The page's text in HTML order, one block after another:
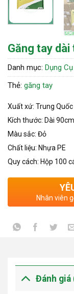
Găng tay
Danh mục: Dụng
Thẻ: găng tay
Xuất xứ: Trung Quốc
Kích thước: Dài 90cm
Màu sắc: Đỏ
Chất liệu: Nhựa PE
Quy cách: Hộp 100
Nhân viên
Đánh giá